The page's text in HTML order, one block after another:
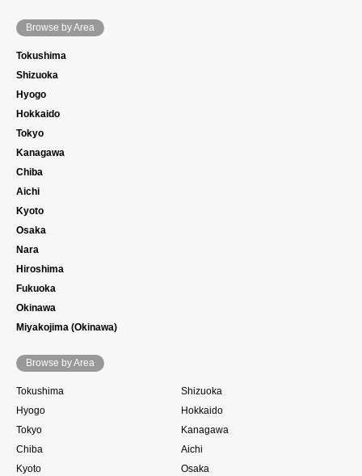
Browse by Area
Tokushima
Shizuoka
Hyogo
Hokkaido
Tokyo
Kanagawa
Chiba
Aichi
Kyoto
Osaka
Nara
Hiroshima
Fukuoka
Okinawa
Miyakojima (Okinawa)
Browse by Area
Tokushima
Shizuoka
Hyogo
Hokkaido
Tokyo
Kanagawa
Chiba
Aichi
Kyoto
Osaka